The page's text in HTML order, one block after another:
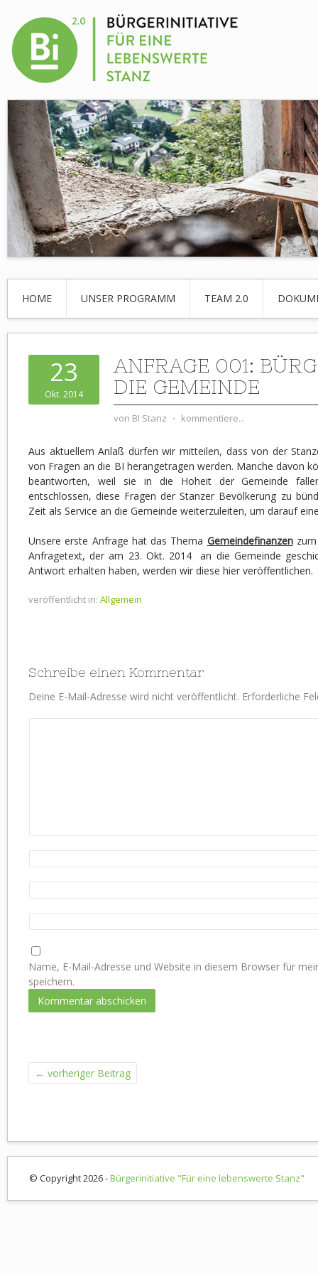
HOME UNSER PROGRAMM TEAM 2.0
23
Okt. 2014
ANFRAGE 001:
DIE GEMEINDE
von BI Stanz ⋅ kommentiere...
Aus aktuellem Anlaß dürfen wir mitteilen, dass von der
von Fragen an die BI herangetragen werden. Manche davon
beantworten, weil sie in die Hoheit der Gemeinde
entschlossen, diese Fragen der Stanzer Bevölkerung zu
Zeit als Service an die Gemeinde weiterzuleiten, um darauf
Unsere erste Anfrage hat das Thema Gemeindefinanzen
Anfragetext, der am 23. Okt. 2014 an die Gemeinde
Antwort erhalten haben, werden wir diese hier veröffentlichen.
veröffentlicht in: Allgemein
Schreibe einen Kommentar
Deine E-Mail-Adresse wird nicht veröffentlicht. Erforderliche
Name, E-Mail-Adresse und Website in diesem Browser für
speichern.
← vorheriger Beitrag
© Copyright 2026 -Bürgerinitiative "Für eine lebenswerte Stanz"